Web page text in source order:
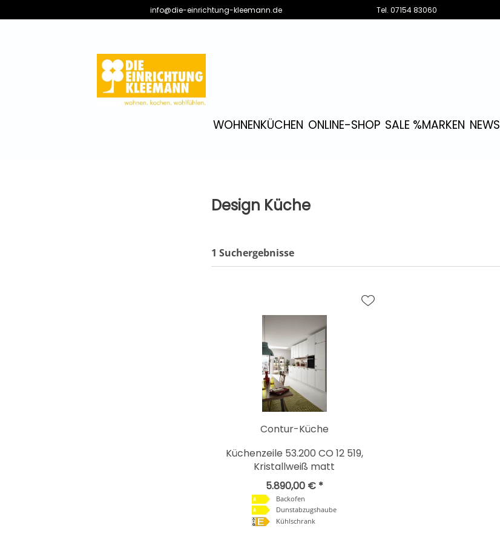
info@die-einrichtung-kleemann.de Tel. 07154 83060
WOHNENKÜCHEN ONLINE-SHOP SALE %MARKEN NEWS
Design Küche
1 Suchergebnisse
Contur-Küche
Küchenzeile 53.200 CO 12 519,
Kristallweiß matt
5.890,00 € *
Backofen
Dunstabzugshaube
Kühlschrank